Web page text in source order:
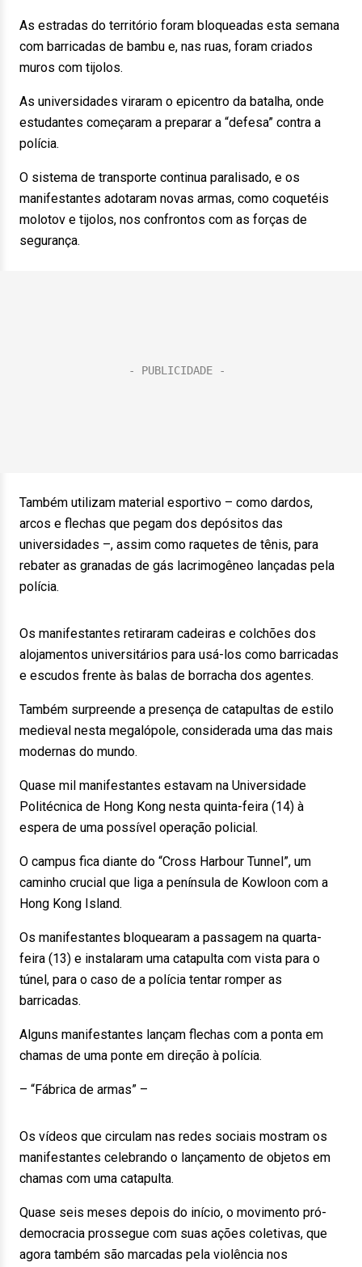
As estradas do território foram bloqueadas esta semana
com barricadas de bambu e, nas ruas, foram criados
muros com tijolos.
As universidades viraram o epicentro da batalha, onde
estudantes começaram a preparar a “defesa” contra a
polícia.
O sistema de transporte continua paralisado, e os
manifestantes adotaram novas armas, como coquetéis
molotov e tijolos, nos confrontos com as forças de
segurança.
Também utilizam material esportivo – como dardos,
arcos e flechas que pegam dos depósitos das
universidades –, assim como raquetes de tênis, para
rebater as granadas de gás lacrimogêneo lançadas pela
polícia.
Os manifestantes retiraram cadeiras e colchões dos
alojamentos universitários para usá-los como barricadas
e escudos frente às balas de borracha dos agentes.
Também surpreende a presença de catapultas de estilo
medieval nesta megalópole, considerada uma das mais
modernas do mundo.
Quase mil manifestantes estavam na Universidade
Politécnica de Hong Kong nesta quinta-feira (14) à
espera de uma possível operação policial.
O campus fica diante do “Cross Harbour Tunnel”, um
caminho crucial que liga a península de Kowloon com a
Hong Kong Island.
Os manifestantes bloquearam a passagem na quarta-
feira (13) e instalaram uma catapulta com vista para o
túnel, para o caso de a polícia tentar romper as
barricadas.
Alguns manifestantes lançam flechas com a ponta em
chamas de uma ponte em direção à polícia.
– “Fábrica de armas” –
Os vídeos que circulam nas redes sociais mostram os
manifestantes celebrando o lançamento de objetos em
chamas com uma catapulta.
Quase seis meses depois do início, o movimento pró-
democracia prossegue com suas ações coletivas, que
agora também são marcadas pela violência nos